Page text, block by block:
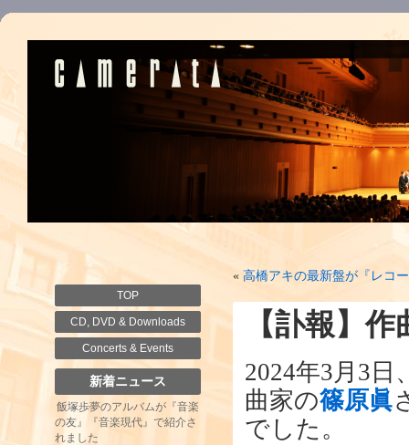
TOP
CD, DVD & Downloads
Concerts & Events
新着ニュース
飯塚歩夢のアルバムが『音楽
の友』『音楽現代』で紹介さ
れました
« 高橋アキの最新盤が『レコ
【訃報】
2024年3月3日
曲家の篠原眞
でした。